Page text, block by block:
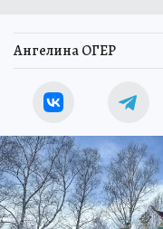
Ангелина ОГЕР